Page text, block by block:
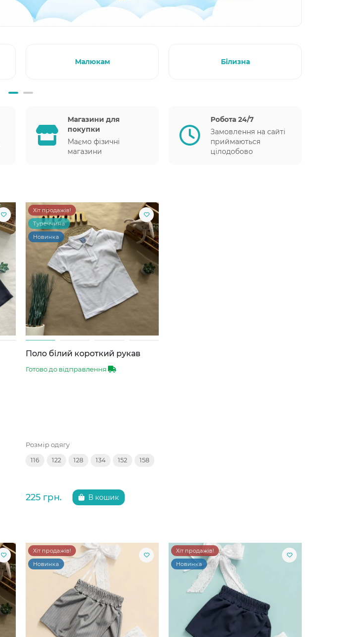
Малюкам Білизна
Магазини для
покупки
Маємо фізичні
магазини
Робота 24/7
Замовлення на сайті
приймаються
цілодобово
Хіт продажів!
Туреччина
Новинка
Поло білий короткий рукав
Готово до відправлення
Розмір одягу
116 122 128 134 152 158
225 грн. В кошик
Хіт продажів!
Новинка
Хіт продажів!
Новинка